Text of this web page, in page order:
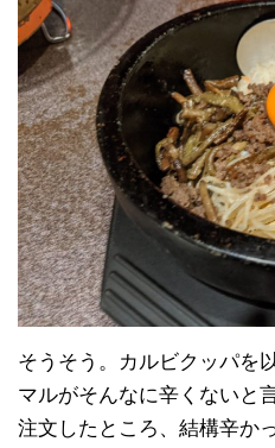
そうそう。カルビクッパを
マルがそんなに辛くないと
注文したところ、結構辛か